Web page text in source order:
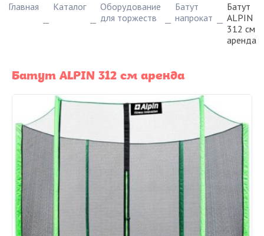
Главная Каталог
Оборудование
для торжеств
Батут
напрокат
Батут
ALPIN
312 см
аренда
Батут ALPIN 312 см аренда